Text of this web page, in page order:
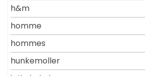
h&m
homme
hommes
hunkemoller